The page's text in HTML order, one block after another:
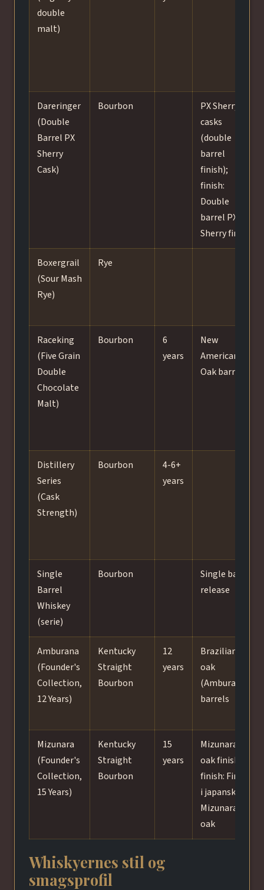
double
malt)
Dareringer
(Double
Barrel PX
Sherry
Cask)
Bourbon
PX Sherry
casks
(double
barrel
finish);
finish:
Double
barrel PX
Sherry finish
Boxergrail
(Sour Mash
Rye)
Rye
Raceking
(Five Grain
Double
Chocolate
Malt)
Bourbon
6
years
New
American
Oak barrels
Distillery
Series
(Cask
Strength)
Bourbon
4-6+
years
Single
Barrel
Whiskey
(serie)
Bourbon
Single barrel
release
Amburana
(Founder's
Collection,
12 Years)
Kentucky
Straight
Bourbon
12
years
Brazilian
oak
(Amburana)
barrels
Mizunara
(Founder's
Collection,
15 Years)
Kentucky
Straight
Bourbon
15
years
Mizunara
oak finish;
finish: Finish
i japansk
Mizunara
oak
Whiskyernes stil og
smagsprofil